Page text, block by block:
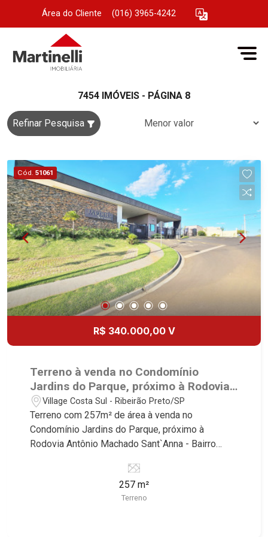
Área do Cliente (016) 3965-4242
7454 IMÓVEIS - PÁGINA 8
Refinar Pesquisa
Cód. 51061
R$ 340.000,00 V
Terreno à venda no Condomínio
Jardins do Parque, próximo à Rodovia
Antônio Machado Sant`Anna - Ribeirão
Preto/SP.
Village Costa Sul - Ribeirão Preto/SP
Terreno com 257m² de área à venda no
Condomínio Jardins do Parque, próximo à
Rodovia Antônio Machado Sant`Anna - Bairro
características deste imóvel que a Martinelli
Imobiliária selecionou para você: - 257m² de área
terreno - Aclive - Condomínio fechado - Portaria
257 m²
Terreno